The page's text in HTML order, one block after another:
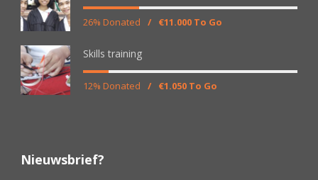
26% Donated / €11.000 To Go
Skills training
12% Donated / €1.050 To Go
Nieuwsbrief?